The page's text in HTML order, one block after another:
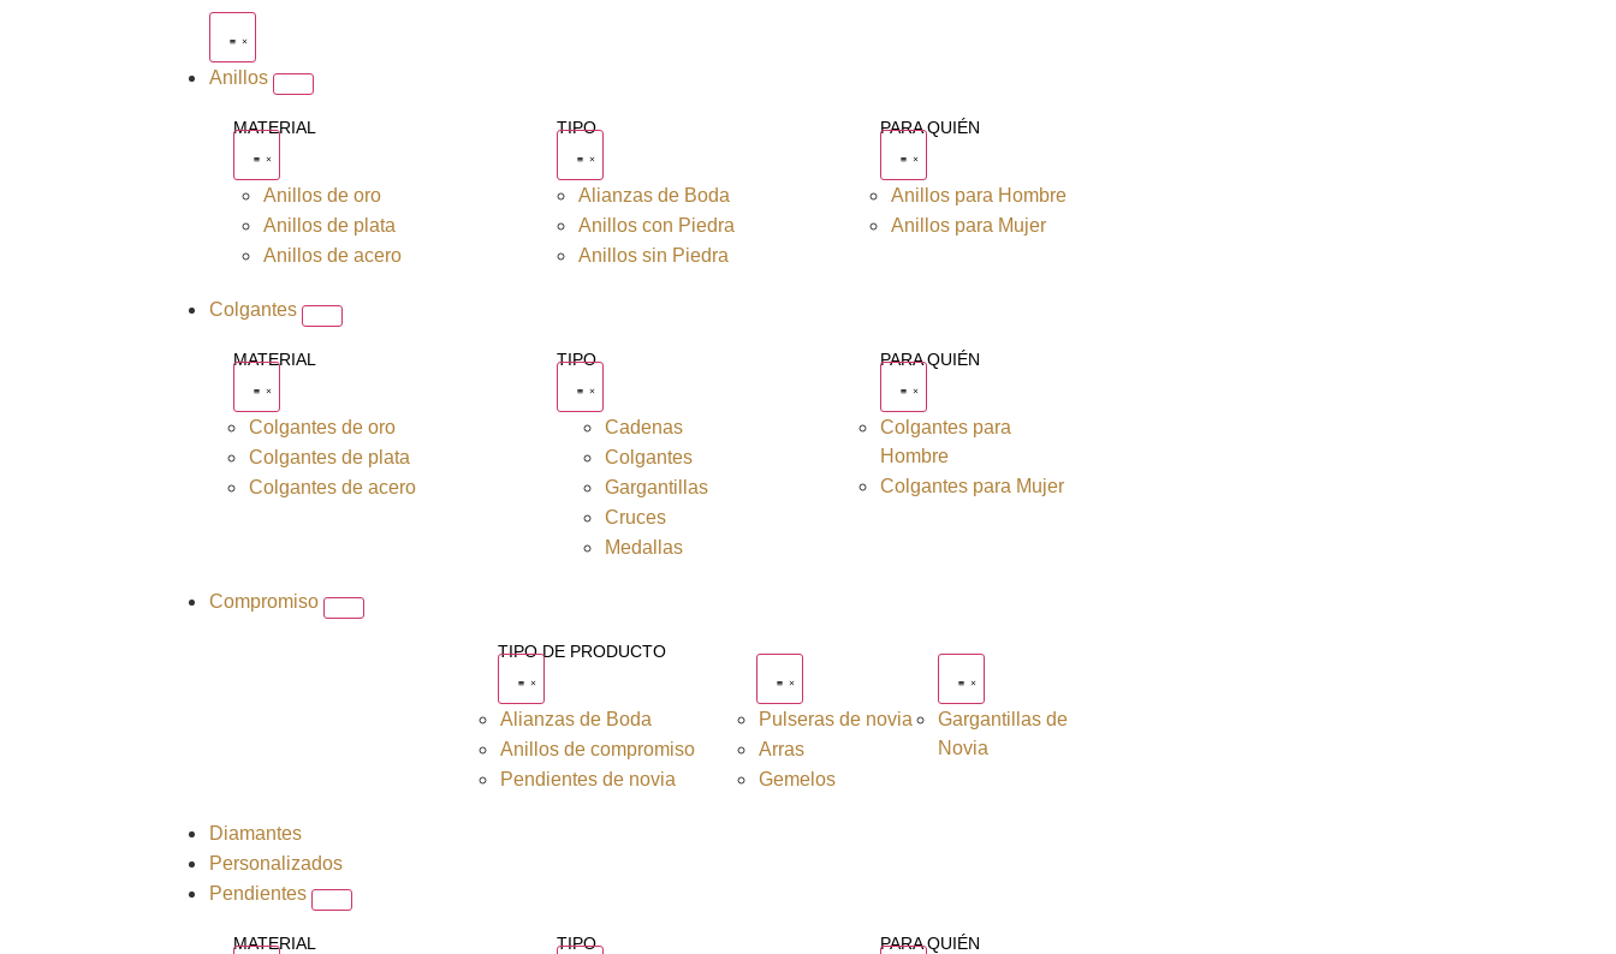
Anillos
MATERIAL
Anillos de oro
Anillos de plata
Anillos de acero
TIPO
Alianzas de Boda
Anillos con Piedra
Anillos sin Piedra
PARA QUIÉN
Anillos para Hombre
Anillos para Mujer
Colgantes
MATERIAL
Colgantes de oro
Colgantes de plata
Colgantes de acero
TIPO
Cadenas
Colgantes
Gargantillas
Cruces
Medallas
PARA QUIÉN
Colgantes para
Hombre
Colgantes para Mujer
Compromiso
TIPO DE PRODUCTO
Alianzas de Boda
Anillos de compromiso
Pendientes de novia
Pulseras de novia
Arras
Gemelos
Gargantillas de
Novia
Diamantes
Personalizados
Pendientes
MATERIAL TIPO PARA QUIÉN